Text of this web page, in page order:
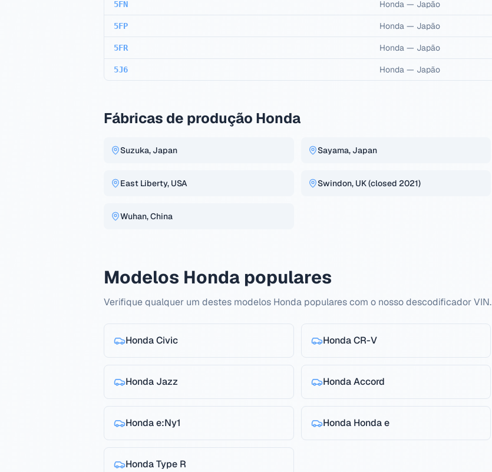
5FN Honda — Japão
5FP Honda — Japão
5FR Honda — Japão
5J6 Honda — Japão
Fábricas de produção Honda
Suzuka, Japan Sayama, Japan
East Liberty, USA Swindon, UK (closed 2021)
Wuhan, China
Modelos Honda populares
Verifique qualquer um destes modelos Honda populares com o nosso descodificador VIN.
HondaCivic Honda CR-V
Honda Jazz Honda Accord
Hondae:Ny1 Honda Honda e
HondaType R